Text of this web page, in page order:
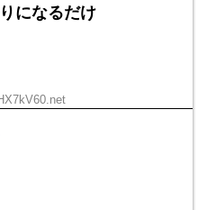
になるだけ